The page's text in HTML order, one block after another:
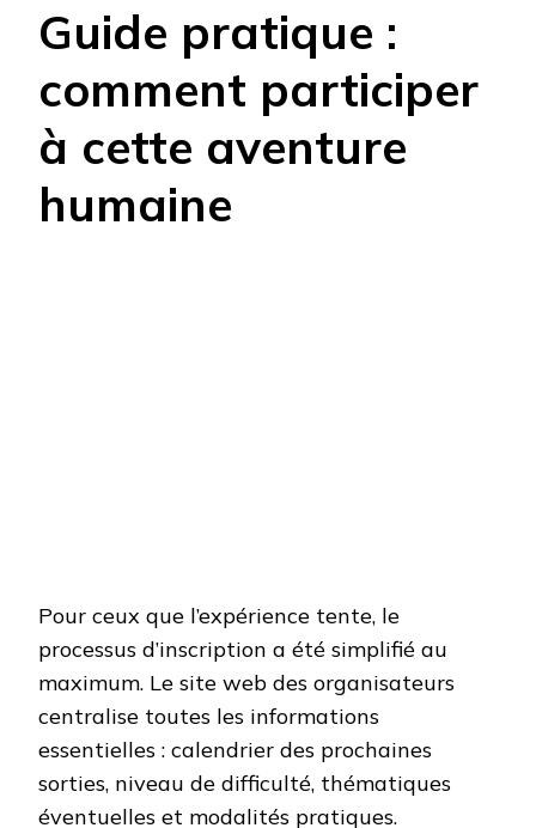
Guide pratique :
comment participer
à cette aventure
humaine
Pour ceux que l’expérience tente, le
processus d’inscription a été simplifié au
maximum. Le site web des organisateurs
centralise toutes les informations
essentielles : calendrier des prochaines
sorties, niveau de difficulté, thématiques
éventuelles et modalités pratiques.